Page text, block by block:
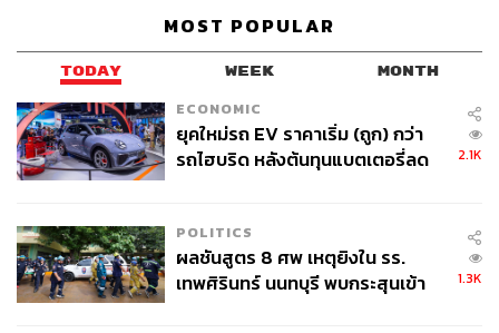
คำแนะนำหลักในการจัดการความเสี่ยงและการลงทุน
การป้องกันความเสี่ยง (Hedging) เน้นการป้องกันความ
เสี่ยง และควรมี Margin of Safety ให้กับธุรกิจ
โฟกัสที่ธุรกิจหลัก กฎสำคัญคือ อย่าขาดทุนจากอัตรา
แลกเปลี่ยน แต่ให้ไปโฟกัสที่ธุรกิจหลักของคุณ
กระจายความเสี่ยงทั่วโลก (Diversification) ในปีนี้หลาย
ยุโรป ญี่ปุ่น หรือทองคำที่เป็นสินทรัพย์ทางเลือก นัก
ลงทุนสามารถลงทุนได้รอบโลก ไม่จำกัดแค่ตลาดไทย
ใช้บัญชี FCD เทรนด์ของนักลงทุนไทยกำลังปรับตัว
MOST POPULAR
TODAY WEEK MONTH
ECONOMIC
ยุคใหม่รถ EV ราคาเริ่ม (ถูก) กว่า
รถไฮบริด หลังต้นทุนแบตเตอรี่ลด
2.1K
POLITICS
ผลชันสูตร 8 ศพ เหตุยิงใน รร.
เทพศิรินทร์ นนทบุรี พบกระสุนเข้า
1.3K